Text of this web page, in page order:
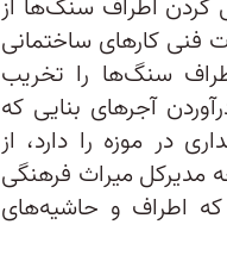
کردن اطراف سنگ‌ها از
فنی کارهای ساختمانی
سنگ‌ها را تخریب
آجرهای بنایی که
در موزه را دارد، از
مدیرکل میراث فرهنگی
اطراف و حاشیه‌های